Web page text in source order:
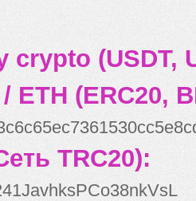
crypto (USDT,
ETH (ERC20,
TRC20):